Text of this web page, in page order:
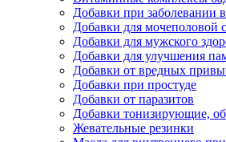
Добавки при заболевании
Добавки для мочеполовой
Добавки для мужского
Добавки для улучшения
Добавки от вредных
Добавки при простуде
Добавки от паразитов
Добавки тонизирующие,
Жевательные резинки